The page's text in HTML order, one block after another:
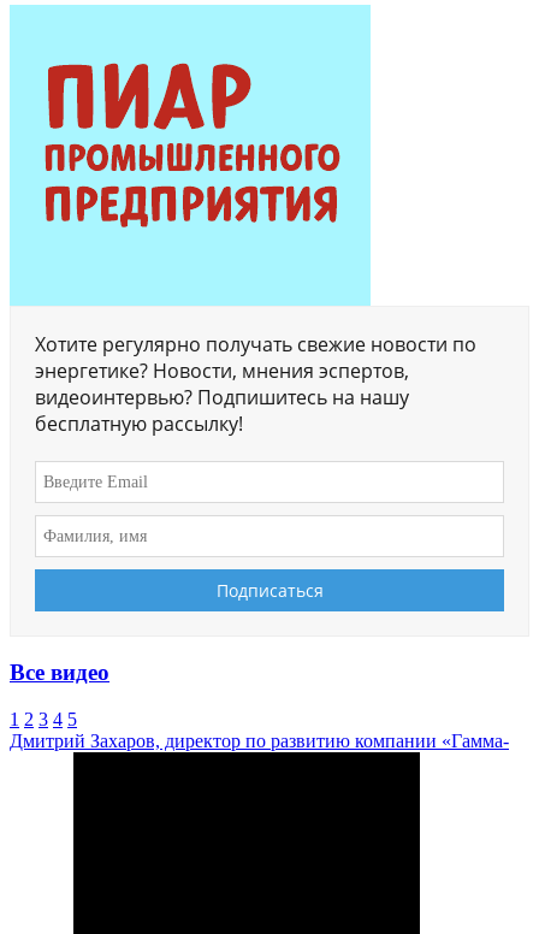
Хотите регулярно получать свежие новости по
энергетике? Новости, мнения эспертов,
видеоинтервью? Подпишитесь на нашу
бесплатную рассылку!
Все видео
1 2 3 4 5
Дмитрий Захаров, директор по развитию компании «Гамма-